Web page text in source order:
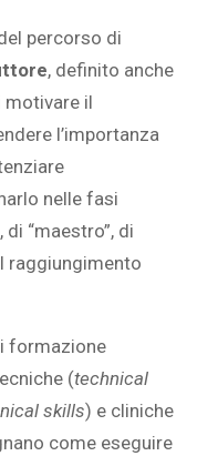
percorso di
, definito anche
il
l’importanza
nelle fasi
“maestro”, di
raggiungimento
formazione
(technical
skills) e cliniche
come eseguire